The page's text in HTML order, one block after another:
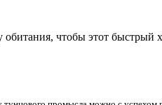
обитания, чтобы этот